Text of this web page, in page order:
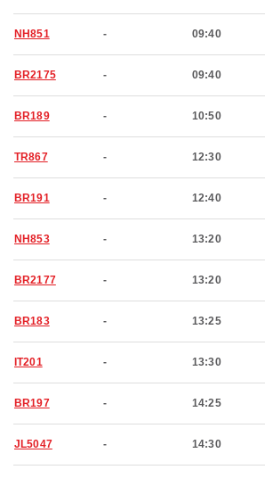
NH851 - 09:40
BR2175 - 09:40
BR189 - 10:50
TR867 - 12:30
BR191 - 12:40
NH853 - 13:20
BR2177 - 13:20
BR183 - 13:25
IT201 - 13:30
BR197 - 14:25
JL5047 - 14:30